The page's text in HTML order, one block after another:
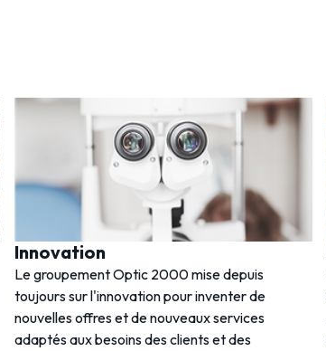
Innovation
Le groupement Optic 2000 mise depuis
toujours sur l'innovation pour inventer de
nouvelles offres et de nouveaux services
adaptés aux besoins des clients et des